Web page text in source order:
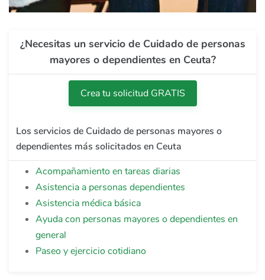
¿Necesitas un servicio de Cuidado de personas
mayores o dependientes en Ceuta?
Crea tu solicitud GRATIS
Los servicios de Cuidado de personas mayores o
dependientes más solicitados en Ceuta
Acompañamiento en tareas diarias
Asistencia a personas dependientes
Asistencia médica básica
Ayuda con personas mayores o dependientes en
general
Paseo y ejercicio cotidiano